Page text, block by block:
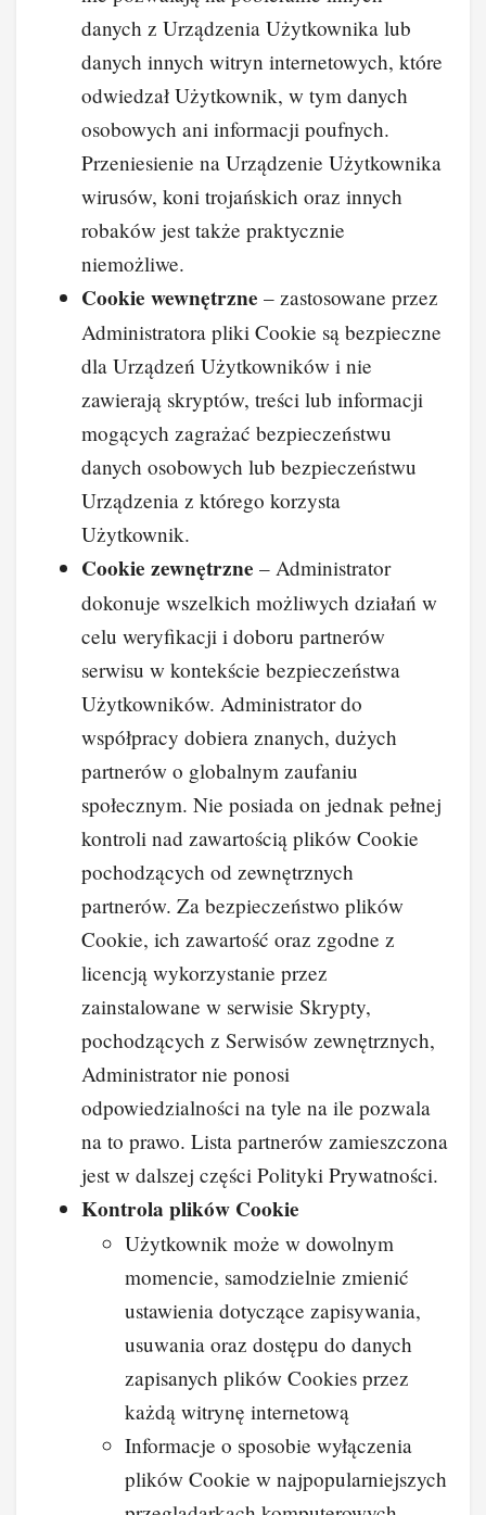
danych z Urządzenia Użytkownika lub
danych innych witryn internetowych, które
odwiedzał Użytkownik, w tym danych
osobowych ani informacji poufnych.
Przeniesienie na Urządzenie Użytkownika
wirusów, koni trojańskich oraz innych
robaków jest także praktycznie
niemożliwe.
Cookie wewnętrzne – zastosowane przez
Administratora pliki Cookie są bezpieczne
dla Urządzeń Użytkowników i nie
zawierają skryptów, treści lub informacji
mogących zagrażać bezpieczeństwu
danych osobowych lub bezpieczeństwu
Urządzenia z którego korzysta
Użytkownik.
Cookie zewnętrzne – Administrator
dokonuje wszelkich możliwych działań w
celu weryfikacji i doboru partnerów
serwisu w kontekście bezpieczeństwa
Użytkowników. Administrator do
współpracy dobiera znanych, dużych
partnerów o globalnym zaufaniu
społecznym. Nie posiada on jednak pełnej
kontroli nad zawartością plików Cookie
pochodzących od zewnętrznych
partnerów. Za bezpieczeństwo plików
Cookie, ich zawartość oraz zgodne z
licencją wykorzystanie przez
zainstalowane w serwisie Skrypty,
pochodzących z Serwisów zewnętrznych,
Administrator nie ponosi
odpowiedzialności na tyle na ile pozwala
na to prawo. Lista partnerów zamieszczona
jest w dalszej części Polityki Prywatności.
Kontrola plików Cookie
Użytkownik może w dowolnym
momencie, samodzielnie zmienić
ustawienia dotyczące zapisywania,
usuwania oraz dostępu do danych
zapisanych plików Cookies przez
każdą witrynę internetową
Informacje o sposobie wyłączenia
plików Cookie w najpopularniejszych